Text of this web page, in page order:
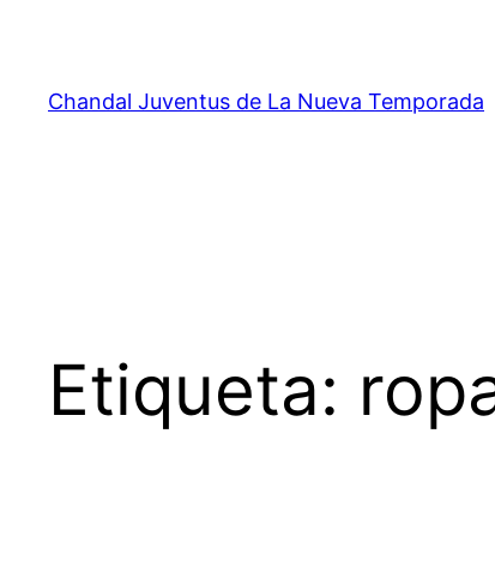
contenido
Chandal Juventus de La Nueva Temporada
Etiqueta: